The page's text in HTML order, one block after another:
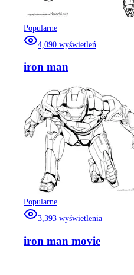
Popularne
4,090 wyświetleń
iron man
Popularne
3,393 wyświetlenia
iron man movie